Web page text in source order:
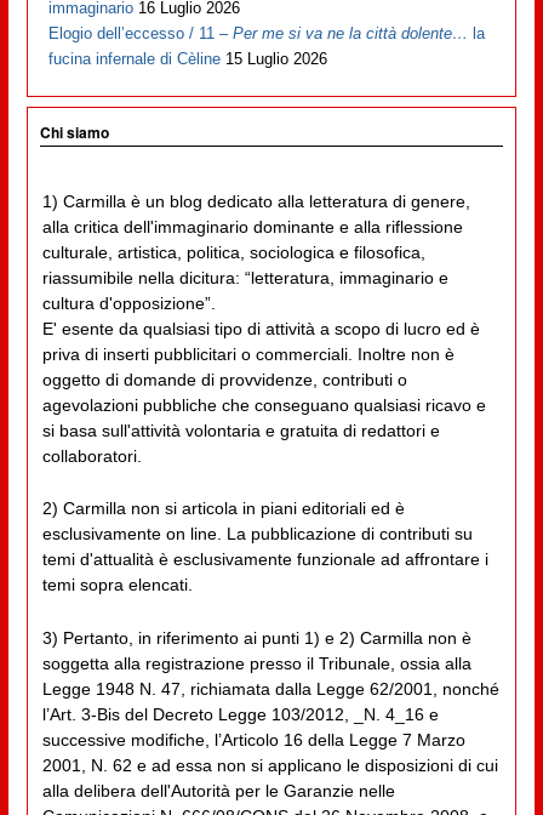
immaginario 16 Luglio 2026
Elogio dell’eccesso / 11 –Per me si va ne la città dolente… la
fucina infernale di Cèline 15 Luglio 2026
Chi siamo
1) Carmilla è un blog dedicato alla letteratura di genere,
alla critica dell'immaginario dominante e alla riflessione
culturale, artistica, politica, sociologica e filosofica,
riassumibile nella dicitura: “letteratura, immaginario e
cultura d'opposizione”.
E' esente da qualsiasi tipo di attività a scopo di lucro ed è
priva di inserti pubblicitari o commerciali. Inoltre non è
oggetto di domande di provvidenze, contributi o
agevolazioni pubbliche che conseguano qualsiasi ricavo e
si basa sull'attività volontaria e gratuita di redattori e
collaboratori.
2) Carmilla non si articola in piani editoriali ed è
esclusivamente on line. La pubblicazione di contributi su
temi d'attualità è esclusivamente funzionale ad affrontare i
temi sopra elencati.
3) Pertanto, in riferimento ai punti 1) e 2) Carmilla non è
soggetta alla registrazione presso il Tribunale, ossia alla
Legge 1948 N. 47, richiamata dalla Legge 62/2001, nonché
l’Art. 3-Bis del Decreto Legge 103/2012, _N. 4_16 e
successive modifiche, l’Articolo 16 della Legge 7 Marzo
2001, N. 62 e ad essa non si applicano le disposizioni di cui
alla delibera dell'Autorità per le Garanzie nelle